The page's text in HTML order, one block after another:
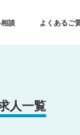
談 よくあるご
人一覧